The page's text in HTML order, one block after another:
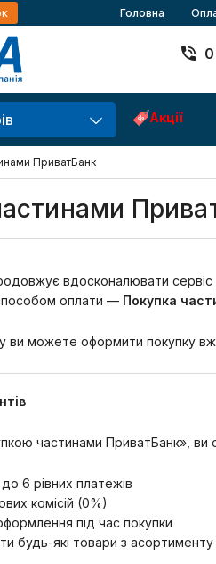
Головна
Акції
ПриватБанк
вдосконалювати сервіс
оплати — Покупка
ви можете оформити покупку
частинами ПриватБанк», ви
6 рівних платежів
комісій (0%)
під час покупки
будь-які товари з асортименту